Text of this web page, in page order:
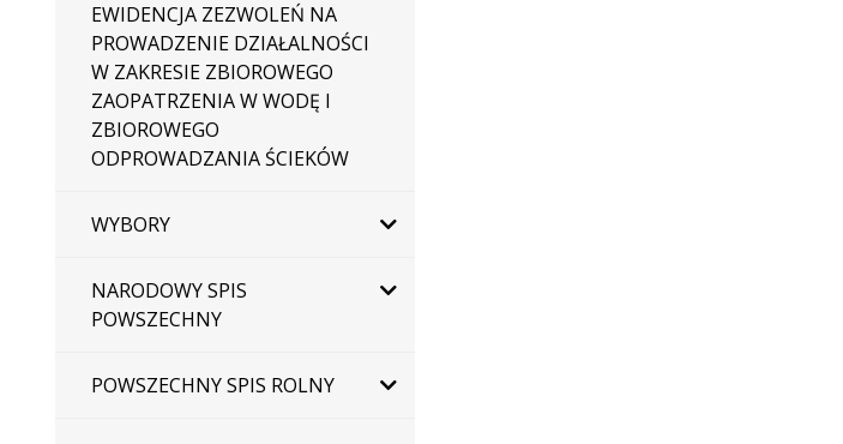
EWIDENCJA ZEZWOLEŃ NA
PROWADZENIE DZIAŁALNOŚCI
W ZAKRESIE ZBIOROWEGO
ZAOPATRZENIA W WODĘ I
ZBIOROWEGO
ODPROWADZANIA ŚCIEKÓW
WYBORY
NARODOWY SPIS
POWSZECHNY
POWSZECHNY SPIS ROLNY